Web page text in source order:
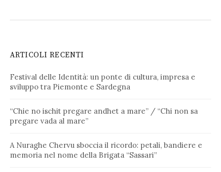
ARTICOLI RECENTI
Festival delle Identità: un ponte di cultura, impresa e
sviluppo tra Piemonte e Sardegna
“Chie no ischit pregare andhet a mare” / “Chi non sa
pregare vada al mare”
A Nuraghe Chervu sboccia il ricordo: petali, bandiere e
memoria nel nome della Brigata “Sassari”